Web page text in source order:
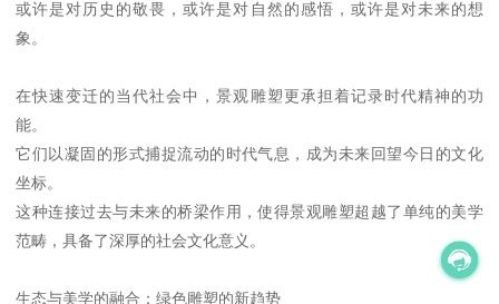
或许是对历史的敬畏，或许是对自然的感悟，或许是对未来的想
象。
在快速变迁的当代社会中，景观雕塑更承担着记录时代精神的功
能。
它们以凝固的形式捕捉流动的时代气息，成为未来回望今日的文化
坐标。
这种连接过去与未来的桥梁作用，使得景观雕塑超越了单纯的美学
范畴，具备了深厚的社会文化意义。
生态与美学的融合：绿色雕塑的新趋势